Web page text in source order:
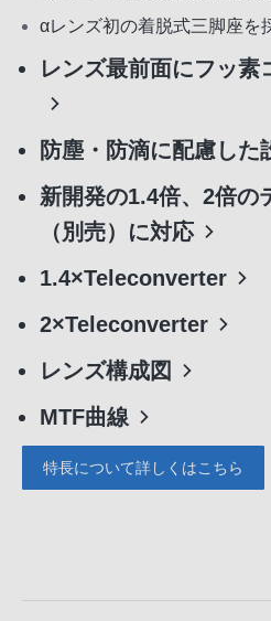
αレンズ初の着脱式三脚座を
レンズ最前面にフッ素
防塵・防滴に配慮した
新開発の1.4倍、2倍の
（別売）に対応
1.4×Teleconverter
2×Teleconverter
レンズ構成図
MTF曲線
特長について詳しくはこちら